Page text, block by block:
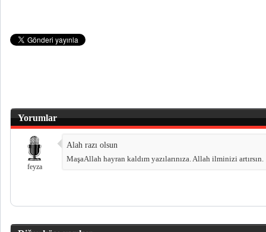
Yorumlar
feyza
Alah razı olsun
MaşaAllah hayran kaldım yazılarınıza. Allah ilminizi artırsın.